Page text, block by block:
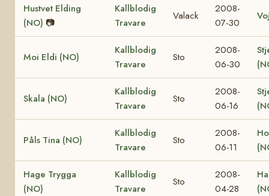
Hustvet Elding
(NO) 📷
Kallblodig
Travare
Valack
2008-
07-30
Moi Eldi (NO)
Kallblodig
Travare
Sto
2008-
06-30
Skala (NO)
Kallblodig
Travare
Sto
2008-
06-16
Påls Tina (NO)
Kallblodig
Travare
Sto
2008-
06-11
Hage Trygga
(NO)
Kallblodig
Travare
Sto
2008-
04-28